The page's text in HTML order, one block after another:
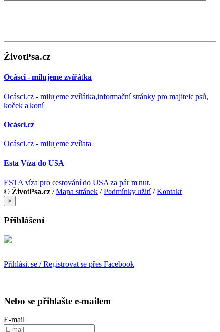
ŽivotPsa.cz
Ocásci - milujeme zvířátka
Ocásci.cz - milujeme zvířátka,informační stránky pro majitele psů,
koček a koní
Ocásci.cz
Ocásci.cz - milujeme zvířata
Esta Víza do USA
ESTA víza pro cestování do USA za pár minut.
© ŽivotPsa.cz /Mapa stránek /Podmínky užití/Kontakt
×
Přihlášení
Přihlásit se / Registrovat se přes Facebook
Nebo se přihlašte e-mailem
E-mail